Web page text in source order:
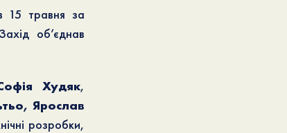
15 травня за
об’єднав
Худяк,
Ярослав
розробки,